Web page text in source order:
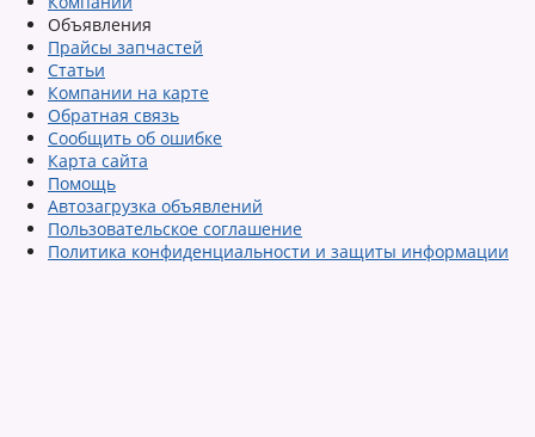
Объявления
Прайсы запчастей
Статьи
Компании на карте
Обратная связь
Сообщить об ошибке
Карта сайта
Помощь
Автозагрузка объявлений
Пользовательское соглашение
Политика конфиденциальности и защиты информации